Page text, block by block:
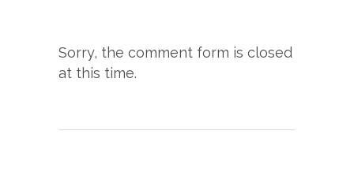
Sorry, the comment form is closed
at this time.